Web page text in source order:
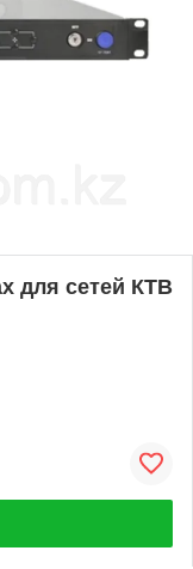
для сетей КТВ